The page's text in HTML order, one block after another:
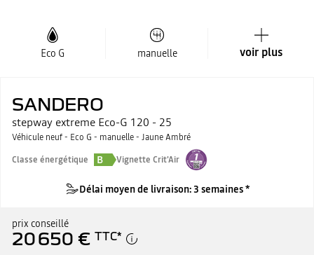
Eco G manuelle voir plus
SANDERO
stepway extreme Eco-G 120 - 25
Véhicule neuf - Eco G - manuelle - Jaune Ambré
Classe énergétique
B Vignette Crit'Air
Délai moyen de livraison: 3 semaines *
prix conseillé
20 650 € TTC*